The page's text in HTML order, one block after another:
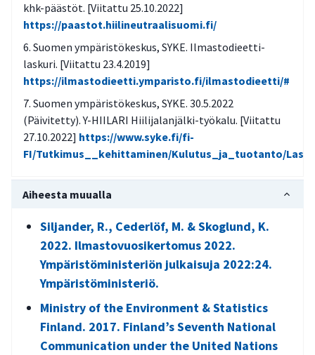
khk-päästöt. [Viitattu 25.10.2022]
https://paastot.hiilineutraalisuomi.fi/
Suomen ympäristökeskus, SYKE. Ilmastodieetti-
laskuri. [Viitattu 23.4.2019]
https://ilmastodieetti.ymparisto.fi/ilmastodieetti/#
Suomen ympäristökeskus, SYKE. 30.5.2022
(Päivitetty). Y-HIILARI Hiilijalanjälki-työkalu. [Viitattu
27.10.2022] https://www.syke.fi/fi-
FI/Tutkimus__kehittaminen/Kulutus_ja_tuotanto/
Aiheesta muualla
Siljander, R., Cederlöf, M. & Skoglund, K.
2022. Ilmastovuosikertomus 2022.
Ympäristöministeriön julkaisuja 2022:24.
Ympäristöministeriö.
Ministry of the Environment & Statistics
Finland. 2017. Finland’s Seventh National
Communication under the United Nations